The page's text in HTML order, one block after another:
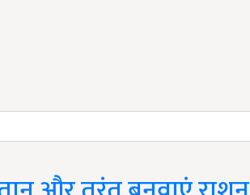
और तुरंत बनवाएं राशन